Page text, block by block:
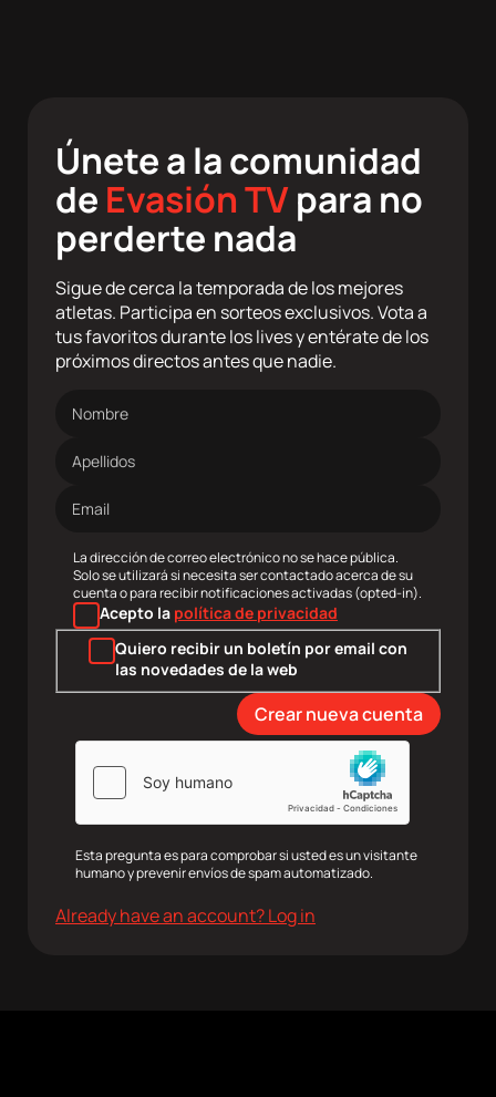
Únete a la comunidad
de Evasión TVpara no
perderte nada
Sigue de cerca la temporada de los mejores
atletas. Participa en sorteos exclusivos. Vota a
tus favoritos durante los lives y entérate de los
próximos directos antes que nadie.
de
electrónico
La dirección de correo electrónico no se hace pública.
Solo se utilizará si necesita ser contactado acerca de su
cuenta o para recibir notificaciones activadas (opted-in).
Acepto la política de privacidad
Quiero recibir un boletín por email con
las novedades de la web
Esta pregunta es para comprobar si usted es un visitante
humano y prevenir envíos de spam automatizado.
Already have an account? Log in